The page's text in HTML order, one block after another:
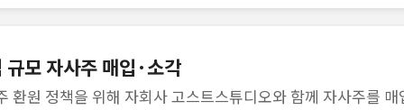
모 자사주 매입·소각